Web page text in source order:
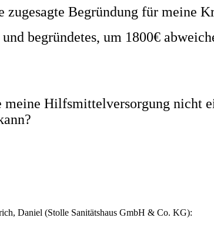
zugesagte Begründung für meine
begründetes, um 1800€
Hilfsmittelversorgung nicht
Daniel (Stolle Sanitätshaus GmbH & Co. KG):